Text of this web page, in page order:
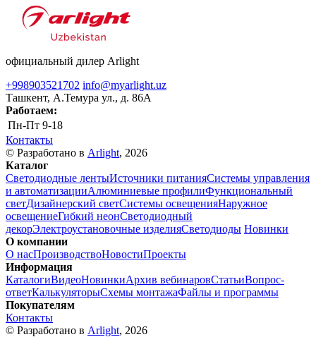
официальный дилер Arlight
+998903521702 info@myarlight.uz
Ташкент, А.Темура ул., д. 86А
Работаем:
Пн-Пт 9-18
Контакты
© Разработано в Arlight, 2026
Каталог
Светодиодные лентыИсточники питанияСистемы управления
и автоматизацииАлюминиевые профилиФункциональный
светДизайнерский светСистемы освещенияНаружное
освещениеГибкий неонСветодиодный
декорЭлектроустановочные изделияСветодиоды Новинки
О компании
О насПроизводствоНовостиПроекты
Информация
КаталогиВидеоНовинкиАрхив вебинаровСтатьиВопрос-
ответКалькуляторыСхемы монтажаФайлы и программы
Покупателям
Контакты
© Разработано в Arlight, 2026